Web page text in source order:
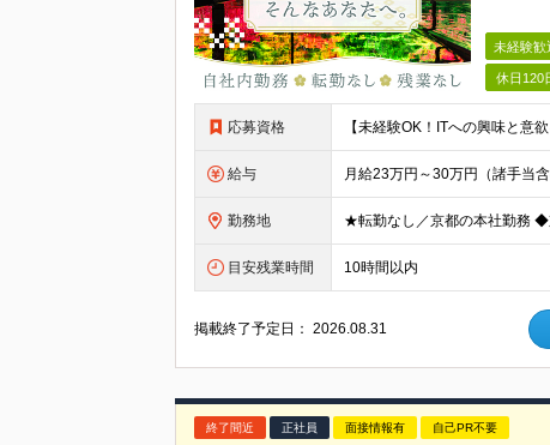
未経験歓
休日120
応募資格
給与
勤務地
目安残業時間 10時間以内
掲載終了予定日：2026.08.31
終了間近 正社員 面接情報有 自己PR不要